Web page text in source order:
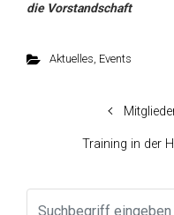
die Vorstandschaft
Aktuelles, Events
Training in der